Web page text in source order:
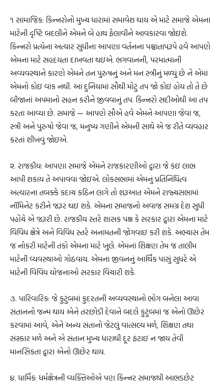
૧ સામાજિક: કિન્નરોનો મુખ્ય ધારામાં સમાવેશ થાય એ માટે સમાજે એમના
માટેની દૃષ્ટિ બદલીને એમને બે હાથ ફેલાવીને આવકારવા જોઇશે.
કિન્નરો પ્રત્યેના અત્યાર સુધીના આપણા વર્તનના પશ્ચાતાપરૂપે હવે આપણે
એમના માટે સહદયતા દાખવતા થઇએ. ભગવાનની, પરમાત્માની
અવ્યવસ્થાને કારણે એમને તન પુરુષનું અને મન સ્ત્રીનું મળ્યું છે ને એમાં
એમનો કોઇ વાંક નથી. આ દુનિયામાં સૌથી મોટું તપ જો કોઇ હોય તો તે છે
બીજાનાં અપમાનો સહન કરીને જીવવાનું તપ. કિન્નરો સદીઓથી આ તપ
કરતા આવ્યા છે. સમાજે — આપણે સૌએ હવે એમને આપણા જેવા જ,
સ્ત્રી અને પુરુષો જેવા જ, મનુષ્ય ગણીને એમની સાથે એ જ રીતે વ્યવહાર
કરતાં શીખવું જોઇએ.
૨. રાજકીય: આપણા સમાજે એમને રાજકારણીઓ દ્વારા જે કંઇ લાભ
આપી શકાય તે અપાવવા જોઇએ. લોકસભામાં એમનું પ્રતિનિધિત્વ
અત્યારના તબક્કે કદાચ કઠિન લાગે તો શરૂઆત એમને રાજ્યસભામાં
નૉમિનેટ કરીને જરૂર થઇ શકે. એમના સમાજનો અવાજ સમગ્ર દેશ સુધી
પહોંચે એ જરૂરી છે. રાજકીય સ્તરે શાસક પક્ષ કે સરકાર દ્વારા એમના માટે
વિવિધ ક્ષેત્રે અને વિવિધ સ્તરે અનામતની જોગવાઇ કરી શકે. અભ્યાસ તેમ
જ નોકરી માટેની તકો એમના માટે ખુલે. એમનાં શિક્ષણ તેમ જ તાલીમ
માટેની વ્યવસ્થાઓ ગોઠવાય. એમના જીવનનું આર્થિક પાસું સુધરે એ
માટેની વિવિધ યોજનાઓ સરકાર વિચારી શકે.
૩. પારિવારિક: જે કુટુંબમાં કુદરતની અવ્યવસ્થાનો ભોગ બનેલા આવા
સંતાનનો જન્મ થાય એને તરછોડી દેવાને બદલે કુટુંબમાં જ એનો ઊછેર
કરવામાં આવે, એને અન્ય સંતાનો જેટલું વાત્સલ્ય મળે, શિક્ષણ તથા
સંસ્કાર મળે અને એ સંતાન મુખ્ય ધારાથી દૂર ફંટાઇ ન જાય તેવી
માનસિકતા દ્વારા એનો ઊછેર થાય.
૪. ધાર્મિક: ધર્મક્ષેત્રની વ્યક્તિઓએ પણ કિન્નર સમાજથી આભડછેટ